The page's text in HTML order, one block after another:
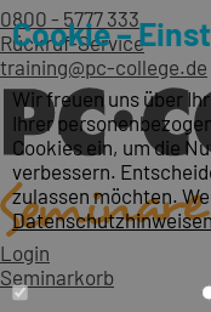
0800 - 5777 333
Rückruf-Service
training@pc-college.de
Login
Seminarkorb
Cookie –
Wir freuen uns über
Ihrer
Cookies ein, um die
verbessern.
zulassen möchten.
Datenschutzhinweisen